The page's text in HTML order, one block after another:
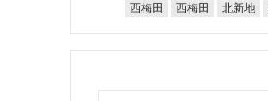
西梅田 西梅田 北新地